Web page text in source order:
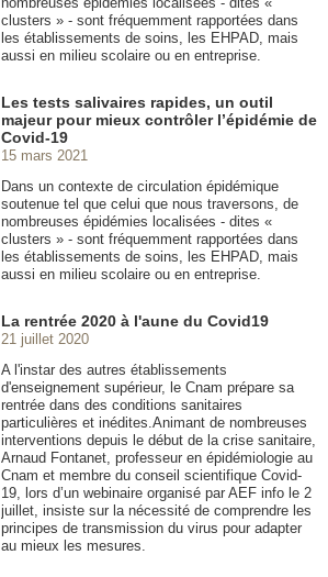
clusters » - sont fréquemment rapportées dans
les établissements de soins, les EHPAD, mais
aussi en milieu scolaire ou en entreprise.
Les tests salivaires rapides, un outil
majeur pour mieux contrôler l’épidémie de
Covid-19
15 mars 2021
Dans un contexte de circulation épidémique
soutenue tel que celui que nous traversons, de
nombreuses épidémies localisées - dites «
clusters » - sont fréquemment rapportées dans
les établissements de soins, les EHPAD, mais
aussi en milieu scolaire ou en entreprise.
La rentrée 2020 à l'aune du Covid19
21 juillet 2020
A l'instar des autres établissements
d'enseignement supérieur, le Cnam prépare sa
rentrée dans des conditions sanitaires
particulières et inédites.Animant de nombreuses
interventions depuis le début de la crise sanitaire,
Arnaud Fontanet, professeur en épidémiologie au
Cnam et membre du conseil scientifique Covid-
19, lors d’un webinaire organisé par AEF info le 2
juillet, insiste sur la nécessité de comprendre les
principes de transmission du virus pour adapter
au mieux les mesures.